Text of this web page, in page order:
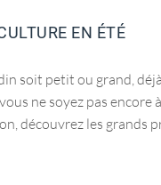
EN ÉTÉ
soit petit ou grand,
ne soyez pas encore à
découvrez les grands